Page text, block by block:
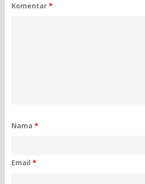
Komentar*
Nama*
Email*